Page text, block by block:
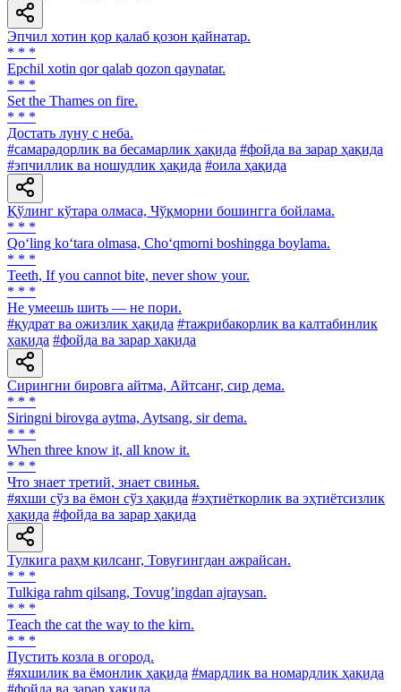
Эпчил хотин қор қалаб қозон қайнатар.
* * *
Epchil xotin qor qalab qozon qaynatar.
* * *
Set the Thames on fire.
* * *
Достать луну с неба.
#самарадорлик ва бесамарлик ҳақида #фойда ва зарар ҳақида
#эпчиллик ва ношудлик ҳақида #оила ҳақида
Қўлинг кўтара олмаса, Чўқморни бошингга бойлама.
* * *
Qo‘ling ko‘tara olmasa, Cho‘qmorni boshingga boylama.
* * *
Teeth, If you cannot bite, never show your.
* * *
He умеешь шить — не пори.
#қудрат ва ожизлик ҳақида #тажрибакорлик ва калтабинлик
ҳақида #фойда ва зарар ҳақида
Сирингни бировга айтма, Айтсанг, сир дема.
* * *
Siringni birovga aytma, Aytsang, sir dema.
* * *
When three know it, all know it.
* * *
Что знает третий, знает свинья.
#яхши сўз ва ёмон сўз ҳақида #эҳтиёткорлик ва эҳтиётсизлик
ҳақида #фойда ва зарар ҳақида
Тулкига раҳм қилсанг, Товуғингдан ажрайсан.
* * *
Tulkiga rahm qilsang, Tovugʼingdan ajraysan.
* * *
Teach the cat the way to the kirn.
* * *
Пустить козла в огород.
#яхшилик ва ёмонлик ҳақида #мардлик ва номардлик ҳақида